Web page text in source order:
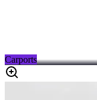
Carports